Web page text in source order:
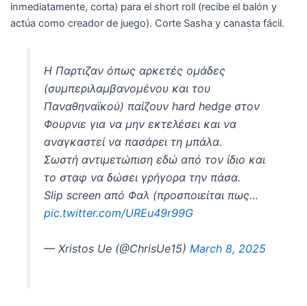
inmediatamente, corta) para el short roll (recibe el balón y
actúa como creador de juego). Corte Sasha y canasta fácil.
Η Παρτιζαν όπως αρκετές ομάδες
(συμπεριλαμβανομένου και του
Παναθηναϊκού) παίζουν hard hedge στον
Φουρνιε για να μην εκτελέσει και να
αναγκαστεί να πασάρει τη μπάλα.
Σωστή αντιμετώπιση εδώ από τον ίδιο και
το σταφ να δώσει γρήγορα την πάσα.
Slip screen από Φαλ (προσποιείται πως…
pic.twitter.com/UREu49r99G
— Xristos Ue (@ChrisUe15) March 8, 2025